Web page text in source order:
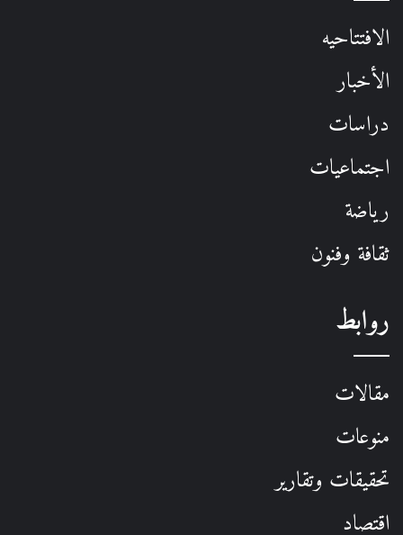
الافتتاحيه
الأخبار
دراسات
اجتماعيات
رياضة
ثقافة وفنون
روابط
مقالات
منوعات
تحقيقات وتقارير
اقتصاد